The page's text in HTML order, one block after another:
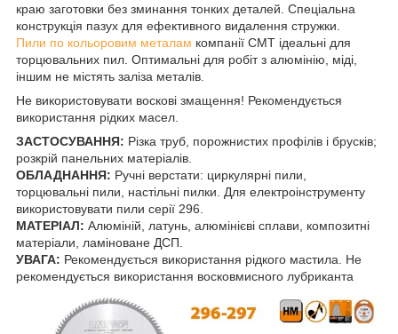
краю заготовки без зминання тонких деталей. Спеціальна
конструкція пазух для ефективного видалення стружки.
Пили по кольоровим металам компанії CMT ідеальні для
торцювальних пил. Оптимальні для робіт з алюмінію, міді,
іншим не містять заліза металів.
Не використовувати воскові змащення! Рекомендується
використання рідких масел.
ЗАСТОСУВАННЯ: Різка труб порожнистих профілів і брусків;
розкрій панельних матеріалів.
ОБЛАДНАННЯ: Ручні верстати: циркулярні пили,
торцювальні пили
настільні пилки
Для електроінструменту
використовувати пили серії 296
МАТЕРІАЛ: Алюміній латунь алюмінієві сплави
композитні
матеріали , ламіноване ДСП.
УВАГА: Рекомендується використання рідкого мастила
Не
рекомендується використання восковмисного лубриканта